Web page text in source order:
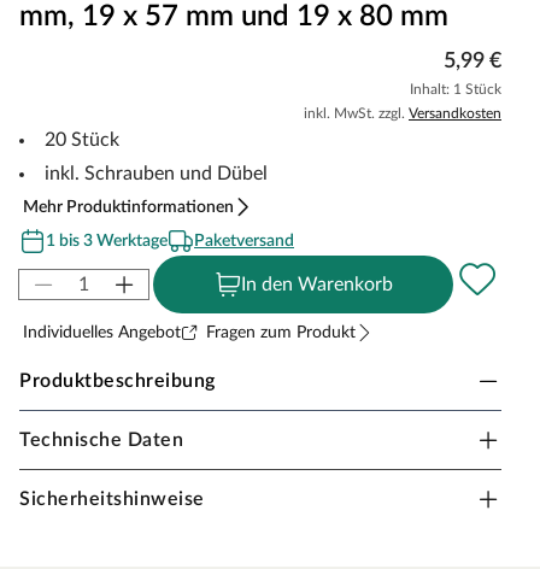
mm, 19 x 57 mm und 19 x 80 mm
5,99 €
Inhalt: 1 Stück
inkl. MwSt. zzgl. Versandkosten
20 Stück
inkl. Schrauben und Dübel
Mehr Produktinformationen
1 bis 3 Werktage
Paketversand
In den Warenkorb
Individuelles Angebot Fragen zum Produkt
Produktbeschreibung
Leisten-Clips
19 x 57 mm und 19 x 80 mm.
Technische Daten
Sicherheitshinweise